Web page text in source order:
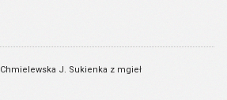
Chmielewska J. Sukienka z mgieł